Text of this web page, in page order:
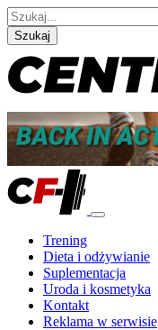
Szukaj
Trening
Dieta i odżywianie
Suplementacja
Uroda i kosmetyka
Kontakt
Reklama w serwisie